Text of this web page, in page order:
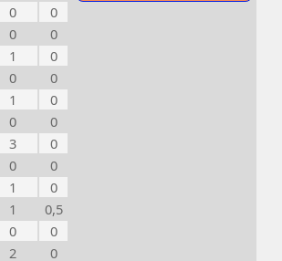
0
0
0
0
1
0
0
0
1
0
0
0
3
0
0
0
1
0
1
0,5
0
0
2
0